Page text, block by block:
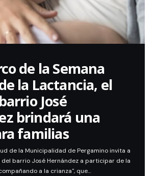
de la Semana
la Lactancia, el
José
brindará una
familias
de la Municipalidad de Pergamino invita a
del barrio José Hernández a participar de la
a la crianza", que…